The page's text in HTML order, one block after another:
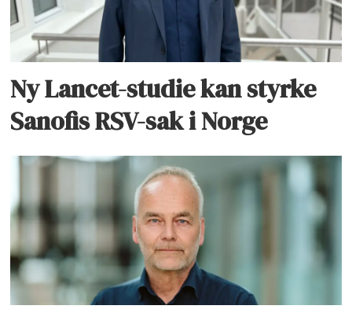
Ny Lancet-studie kan styrke
Sanofis RSV-sak i Norge